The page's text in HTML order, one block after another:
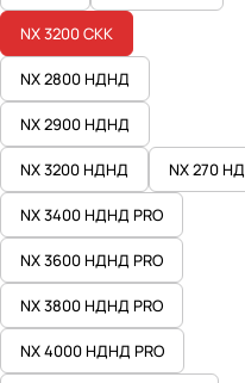
NX 3200 СКК
NX 2800 НДНД
NX 2900 НДНД
NX 3200 НДНД NX 270 НД
NX 3400 НДНД PRO
NX 3600 НДНД PRO
NX 3800 НДНД PRO
NX 4000 НДНД PRO